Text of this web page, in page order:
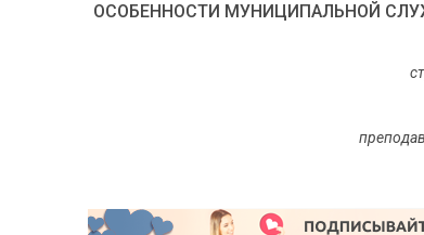
ОСОБЕННОСТИ МУНИЦИПАЛЬНОЙ